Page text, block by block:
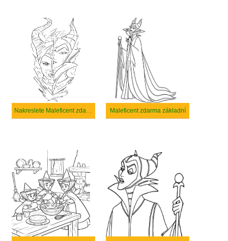
Nakreslete Maleficent zdarma Maleficent zdarma základní